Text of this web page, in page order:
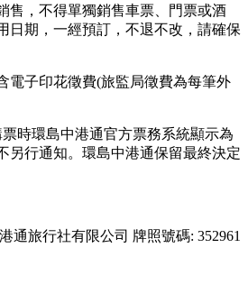
售，不得單獨銷售車票、門票或酒
日期，一經預訂，不退不改，請確保
電子印花徵費(旅監局徵費為每筆外
時環島中港通官方票務系統顯示為
另行通知。環島中港通保留最終決定
通旅行社有限公司 牌照號碼: 352961